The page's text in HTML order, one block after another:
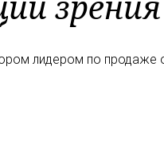
лидером по продаже